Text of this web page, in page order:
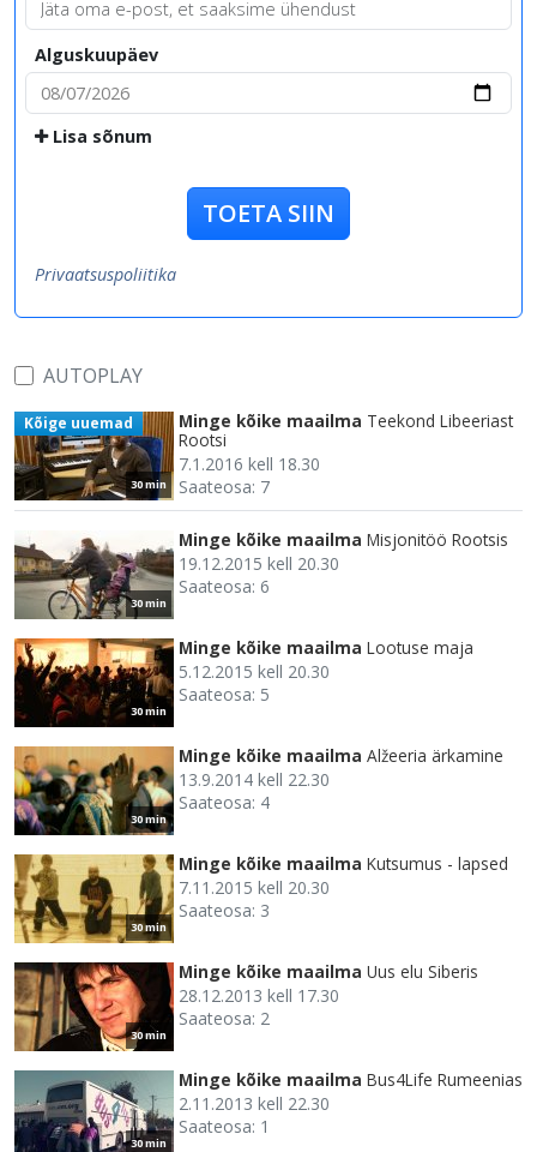
Alguskuupäev
Lisa sõnum
TOETA SIIN
Privaatsuspoliitika
AUTOPLAY
30 min
Kõige uuemad Minge kõike maailma Teekond Libeeriast
Rootsi
7.1.2016 kell 18.30
Saateosa: 7
30 min
Minge kõike maailma Misjonitöö Rootsis
19.12.2015 kell 20.30
Saateosa: 6
30 min
Minge kõike maailma Lootuse maja
5.12.2015 kell 20.30
Saateosa: 5
30 min
Minge kõike maailma Alžeeria ärkamine
13.9.2014 kell 22.30
Saateosa: 4
30 min
Minge kõike maailma Kutsumus - lapsed
7.11.2015 kell 20.30
Saateosa: 3
30 min
Minge kõike maailma Uus elu Siberis
28.12.2013 kell 17.30
Saateosa: 2
30 min
Minge kõike maailma Bus4Life Rumeenias
2.11.2013 kell 22.30
Saateosa: 1